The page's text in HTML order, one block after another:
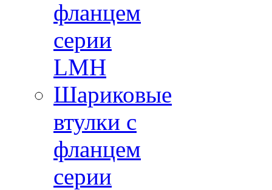
фланцем
серии
LMH
Шариковые
втулки с
фланцем
серии